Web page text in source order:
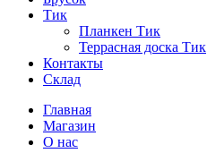
Тик
Планкен Тик
Террасная доска Тик
Контакты
Склад
Главная
Магазин
О нас